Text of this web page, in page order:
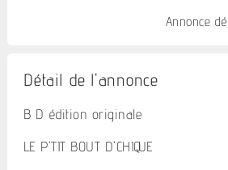
Annonce
Détail de l'annonce
B D édition originale
LE P'TIT BOUT D'CHIQUE